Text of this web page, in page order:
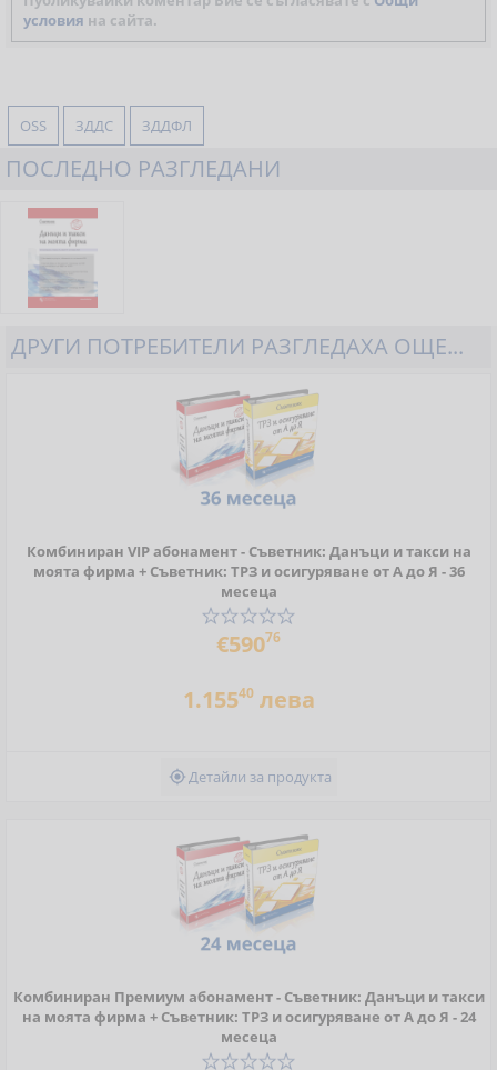
условия на сайта.
OSS ЗДДС ЗДДФЛ
ПОСЛЕДНО РАЗГЛЕДАНИ
ДРУГИ ПОТРЕБИТЕЛИ РАЗГЛЕДАХА ОЩЕ...
Комбиниран VIP абонамент - Съветник: Данъци и такси на
моята фирма + Съветник: ТРЗ и осигуряване от А до Я - 36
месеца
€59076
1.15540лева
Детайли за продукта
Комбиниран Премиум абонамент - Съветник: Данъци и такси
на моята фирма + Съветник: ТРЗ и осигуряване от А до Я - 24
месеца